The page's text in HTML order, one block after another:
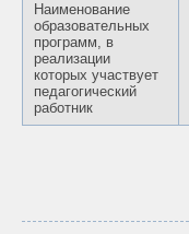
Наименование
образовательных
программ, в
реализации
которых участвует
педагогический
работник